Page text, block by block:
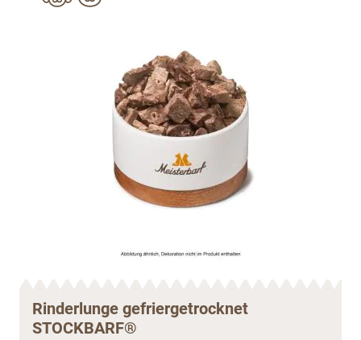
Rinderlunge gefriergetrocknet
STOCKBARF®